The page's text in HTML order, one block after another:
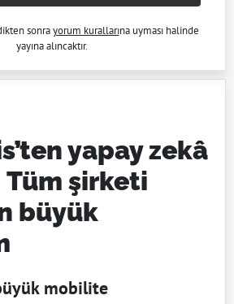
sonrayorum kurallarına uyması halinde
yayına alıncaktır.
yapay zekâ
şirketi
büyük
mobilite